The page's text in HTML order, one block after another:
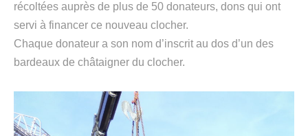
récoltées auprès de plus de 50 donateurs, dons qui ont
servi à financer ce nouveau clocher.
Chaque donateur a son nom d’inscrit au dos d’un des
bardeaux de châtaigner du clocher.